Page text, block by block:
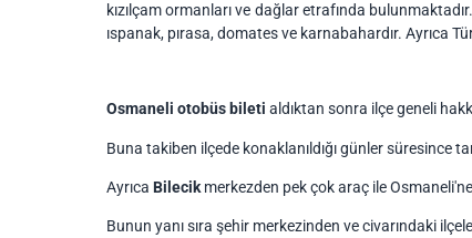
kızılçam ormanları ve dağlar etrafında
ıspanak, pırasa, domates ve karnabahardır. Ayrıca
Osmaneli otobüs bileti aldıktan sonra ilçe geneli
Buna takiben ilçede konaklanıldığı günler süresince
Ayrıca Bilecikmerkezden pek çok araç ile
Bunun yanı sıra şehir merkezinden ve civarındaki